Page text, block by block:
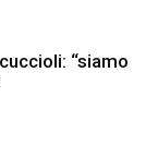
“siamo